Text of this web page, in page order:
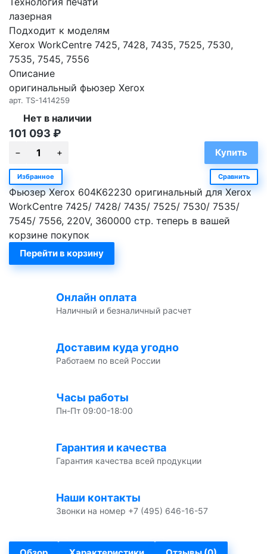
лазерная
Подходит к моделям
Xerox WorkCentre 7425, 7428, 7435, 7525, 7530,
7535, 7545, 7556
Описание
оригинальный фьюзер Xerox
арт. TS-1414259
Нет в наличии
101 093 ₽
Избранное Сравнить
Фьюзер Xerox 604K62230 оригинальный для Xerox
WorkCentre 7425/ 7428/ 7435/ 7525/ 7530/ 7535/
7545/ 7556, 220V, 360000 стр. теперь в вашей
корзине покупок
Перейти в корзину
Онлайн оплата
Наличный и безналичный расчет
Доставим куда угодно
Работаем по всей России
Часы работы
Пн-Пт 09:00-18:00
Гарантия и качества
Гарантия качества всей продукции
Наши контакты
Звонки на номер +7 (495) 646-16-57